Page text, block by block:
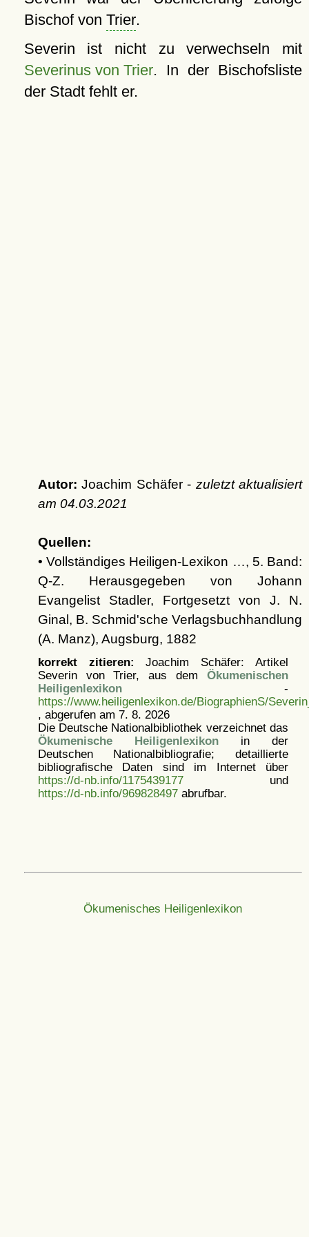
Bischof von Trier.
Severin ist nicht zu verwechseln mit
Severinus von Trier. In der Bischofsliste
der Stadt fehlt er.
Autor: Joachim Schäfer - zuletzt aktualisiert
am 04.03.2021
Quellen:
• Vollständiges Heiligen-Lexikon …, 5. Band:
Q-Z. Herausgegeben von Johann
Evangelist Stadler, Fortgesetzt von J. N.
Ginal, B. Schmid'sche Verlagsbuchhandlung
(A. Manz), Augsburg, 1882
korrekt zitieren: Joachim Schäfer: Artikel
Severin von Trier, aus dem Ökumenischen
Heiligenlexikon-
https://www.heiligenlexikon.de/BiographienS/
, abgerufen am 7. 8. 2026
Die Deutsche Nationalbibliothek verzeichnet das
Ökumenische Heiligenlexikonin der
Deutschen Nationalbibliografie; detaillierte
bibliografische Daten sind im Internet über
https://d-nb.info/1175439177und
https://d-nb.info/969828497abrufbar.
Ökumenisches Heiligenlexikon